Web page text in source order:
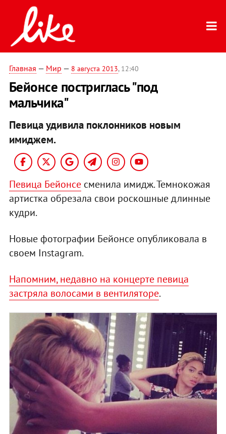
Главная — Мир — 8 августа 2013, 12:40
Бейонсе постриглась "под
мальчика"
Певица удивила поклонников новым
имиджем.
Певица Бейонсесменила имидж. Темнокожая
артистка обрезала свои роскошные длинные
кудри.
Новые фотографии Бейонсе опубликовала в
своем Instagram.
Напомним, недавно на концерте певица
застряла волосами в вентиляторе.